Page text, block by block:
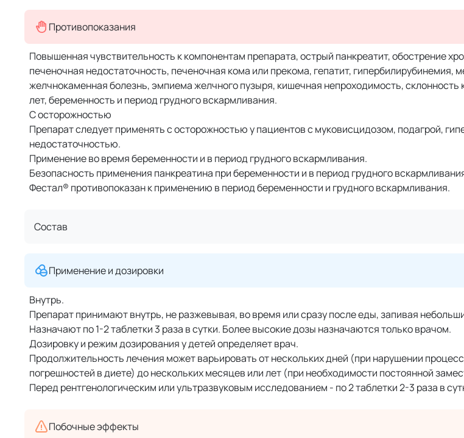
Противопоказания
Повышенная чувствительность к компонентам препарата, острый панкреатит, обострение
печеночная недостаточность, печеночная кома или прекома, гепатит, гипербилирубинемия,
желчнокаменная болезнь, эмпиема желчного пузыря, кишечная непроходимость, склонность
лет, беременность и период грудного вскармливания.
С осторожностью
Препарат следует применять с осторожностью у пациентов с муковисцидозом, подагрой,
недостаточностью.
Применение во время беременности и в период грудного вскармливания.
Безопасность применения панкреатина при беременности и в период грудного
Фестал® противопоказан к применению в период беременности и грудного вскармливания.
Состав
Применение и дозировки
Внутрь.
Препарат принимают внутрь, не разжевывая, во время или сразу после еды, запивая
Назначают по 1-2 таблетки 3 раза в сутки. Более высокие дозы назначаются только врачом.
Дозировку и режим дозирования у детей определяет врач.
Продолжительность лечения может варьировать от нескольких дней (при нарушении
погрешностей в диете) до нескольких месяцев или лет (при необходимости постоянной
Перед рентгенологическим или ультразвуковым исследованием - по 2 таблетки 2-3 раза в
Побочные эффекты